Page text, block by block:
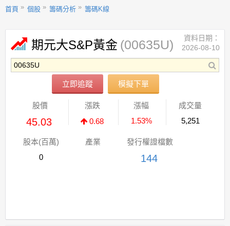
首頁 個股 籌碼分析 籌碼K線
期元大S&P黃金 (00635U)
立即追蹤 模擬下單
資料日期：
2026-08-10
股價
45.03
漲跌
0.68
漲幅
1.53%
成交量
5,251
股本(百萬)
0
產業 發行權證檔數
144